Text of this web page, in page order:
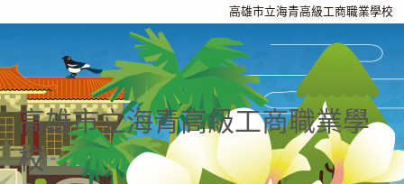
高雄市立海青高級工商職業學校
高雄市立海青高級工商職業學
校